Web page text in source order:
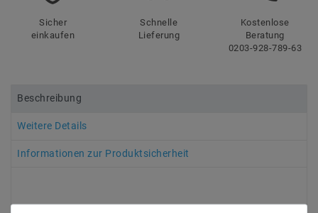
Sicher
einkaufen
Schnelle
Lieferung
Kostenlose
Beratung
0203-928-789-63
Beschreibung
Weitere Details
Informationen zur Produktsicherheit